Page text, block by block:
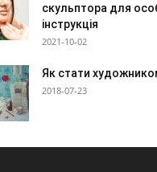
скульптора для
інструкція
2021-10-02
Як стати
2018-07-23